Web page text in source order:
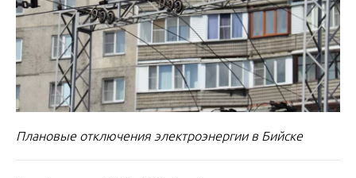
Плановые отключения электроэнергии в Бийске